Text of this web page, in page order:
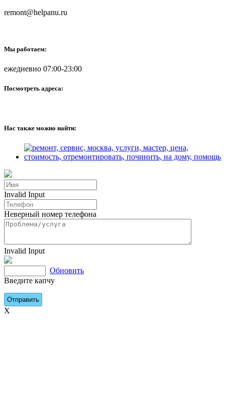
remont@helpanu.ru
Мы работаем:
ежедневно 07:00-23:00
Посмотреть адреса:
Нас также можно найти:
Invalid Input
Неверный номер телефона
Invalid Input
Обновить
Введите капчу
X